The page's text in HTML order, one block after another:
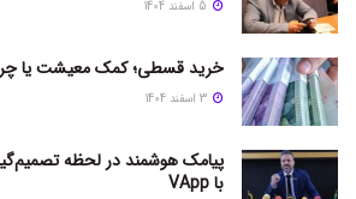
خرید قسطی؛ کمک معیشت یا
پیامک هوشمند در لحظه
با VApp